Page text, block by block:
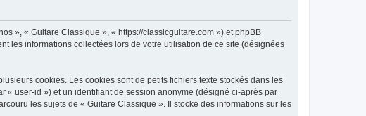
», « Guitare Classique », « https://classicguitare.com ») et phpBB
les informations collectées lors de votre utilisation de ce site (désignées
cookies. Les cookies sont de petits fichiers texte stockés dans les
« user-id ») et un identifiant de session anonyme (désigné ci-après par
les sujets de « Guitare Classique ». Il stocke des informations sur les